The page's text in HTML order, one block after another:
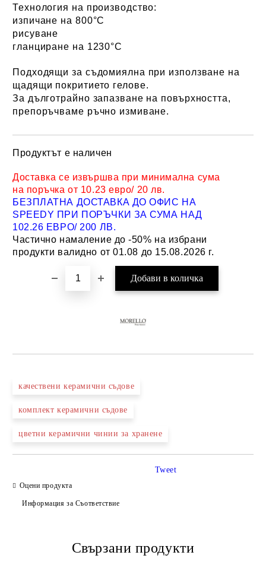
Технология на производство:
изпичане на 800°С
рисуване
гланциране на 1230°С
Подходящи за съдомиялна при използване на
щадящи покритието гелове.
За дълготрайно запазване на повърхността,
препоръчваме ръчно измиване.
Продуктът е наличен
Доставка се извършва при минимална сума
на поръчка от 10.23 евро/ 20 лв.
БЕЗПЛАТНА ДОСТАВКА ДО ОФИС НА
SPEEDY ПРИ ПОРЪЧКИ ЗА СУМА НАД
102.26 ЕВРО/ 200 ЛВ.
Частично намаление до -50% на избрани
продукти валидно от 01.08 до 15.08.2026 г.
качествени керамични съдове
комплект керамични съдове
цветни керамични чинии за хранене
Оцени продукта
Информация за Съответствие
Tweet
Свързани продукти